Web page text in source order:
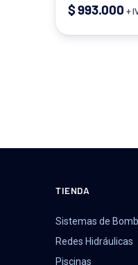
$993.000 +
TIENDA
Sistemas de
Redes Hidráulicas
Piscinas